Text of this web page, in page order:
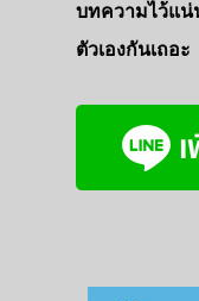
บทความไว้แน่
ตัวเองกันเถอะ